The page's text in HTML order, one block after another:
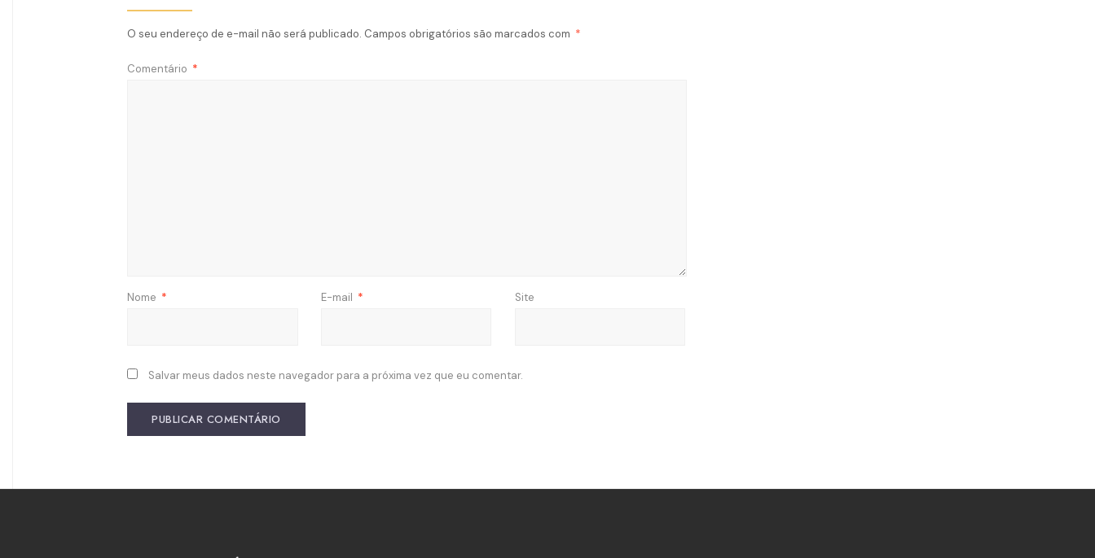
O seu endereço de e-mail não será publicado. Campos obrigatórios são marcados com *
Comentário *
Nome * E-mail * Site
Salvar meus dados neste navegador para a próxima vez que eu comentar.